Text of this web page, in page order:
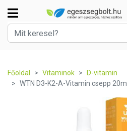
Főoldal Vitaminok
D-vitamin
WTN D3-K2-A-Vitamin csepp 20ml